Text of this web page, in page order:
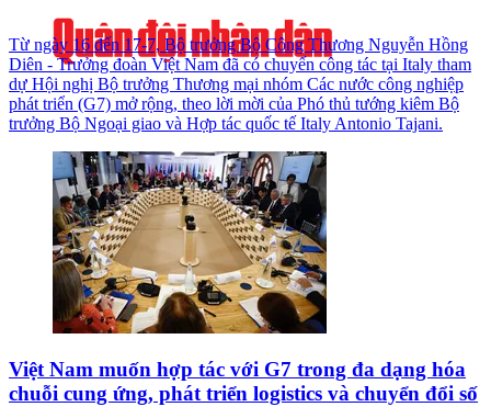
Từ ngày 16 đến 17-7, Bộ trưởng Bộ Công Thương Nguyễn Hồng
Diên - Trưởng đoàn Việt Nam đã có chuyến công tác tại Italy tham
dự Hội nghị Bộ trưởng Thương mại nhóm Các nước công nghiệp
phát triển (G7) mở rộng, theo lời mời của Phó thủ tướng kiêm Bộ
trưởng Bộ Ngoại giao và Hợp tác quốc tế Italy Antonio Tajani.
Việt Nam muốn hợp tác với G7 trong đa dạng hóa
chuỗi cung ứng, phát triển logistics và chuyển đổi số